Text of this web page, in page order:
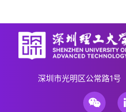
深圳市光明区公常路1号